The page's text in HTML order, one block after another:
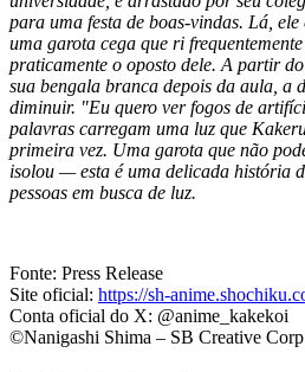
para uma festa de boas-vindas. Lá,
uma garota cega que ri
praticamente o oposto dele. A partir
sua bengala branca depois da aula, a
diminuir. "Eu quero ver fogos de
palavras carregam uma luz que
primeira vez. Uma garota que não
isolou — esta é uma delicada história
pessoas em busca de luz.
Fonte: Press Release
Site oficial: https://sh-
Conta oficial do X: @anime_kakekoi
©Nanigashi Shima – SB Creative